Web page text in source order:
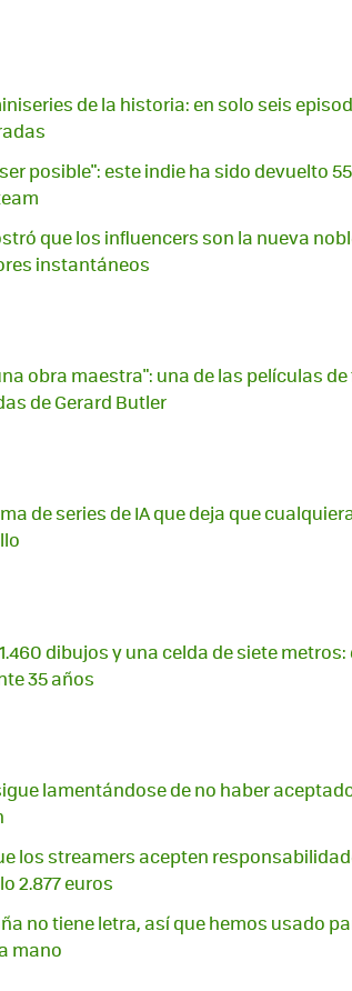
de la historia: en solo seis
posible": este indie ha sido devuelto
que los influencers son la nueva
instantáneos
obra maestra": una de las películas
de Gerard Butler
de series de IA que deja que
dibujos y una celda de siete
35 años
lamentándose de no haber
los streamers acepten
2.877 euros
no tiene letra, así que hemos usado
mano